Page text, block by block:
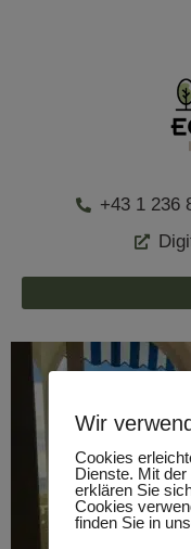
+43 1 236
Wir
Cookies
Dienste. Mit
erklären Sie
Cookies
finden Sie in